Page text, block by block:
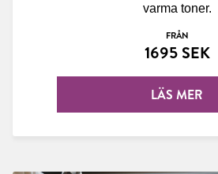
varma toner.
FRÅN
1695 SEK
LÄS MER